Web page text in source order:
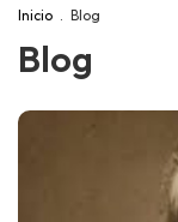
Inicio . Blog
Blog